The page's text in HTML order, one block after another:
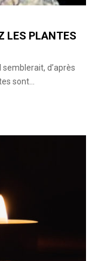
LES PLANTES
semblerait, d’après
sont...